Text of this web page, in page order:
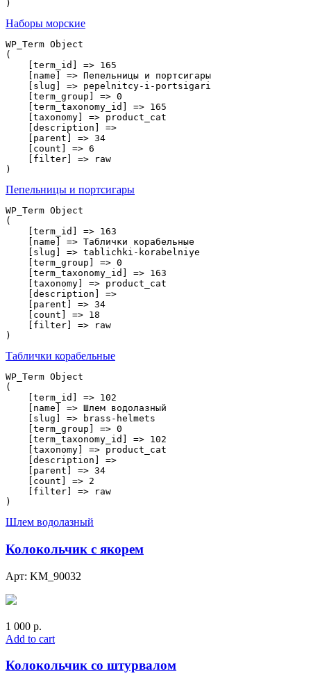
Наборы морские
WP_Term Object
(
    [term_id] => 165
    [name] => Пепельницы и портсигары
    [slug] => pepelnitcy-i-portsigari
    [term_group] => 0
    [term_taxonomy_id] => 165
    [taxonomy] => product_cat
    [description] =>
    [parent] => 34
    [count] => 6
    [filter] => raw
Пепельницы и портсигары
WP_Term Object
(
    [term_id] => 163
    [name] => Таблички корабельные
    [slug] => tablichki-korabelniye
    [term_group] => 0
    [term_taxonomy_id] => 163
    [taxonomy] => product_cat
    [description] =>
    [parent] => 34
    [count] => 18
    [filter] => raw
Таблички корабельные
WP_Term Object
(
    [term_id] => 102
    [name] => Шлем водолазный
    [slug] => brass-helmets
    [term_group] => 0
    [term_taxonomy_id] => 102
    [taxonomy] => product_cat
    [description] =>
    [parent] => 34
    [count] => 2
    [filter] => raw
Шлем водолазный
Колокольчик с якорем
Арт: KM_90032
1 000 р.
Add to cart
Колокольчик со штурвалом